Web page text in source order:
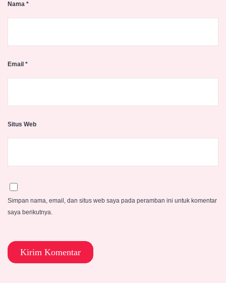
Nama *
Email *
Situs Web
Simpan nama, email, dan situs web saya pada peramban ini untuk komentar
saya berikutnya.